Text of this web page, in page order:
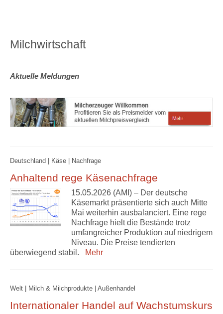
Milchwirtschaft
Aktuelle Meldungen
Deutschland | Käse | Nachfrage
Anhaltend rege Käsenachfrage
15.05.2026 (AMI) – Der deutsche
Käsemarkt präsentierte sich auch Mitte
Mai weiterhin ausbalanciert. Eine rege
Nachfrage hielt die Bestände trotz
umfangreicher Produktion auf niedrigem
Niveau. Die Preise tendierten
überwiegend stabil.
Mehr
Welt | Milch & Milchprodukte | Außenhandel
Internationaler Handel auf Wachstumskurs